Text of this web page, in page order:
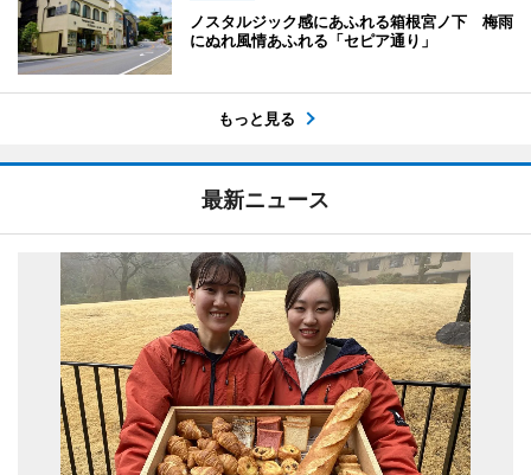
ノスタルジック感にあふれる箱根宮ノ下 梅雨
にぬれ風情あふれる「セピア通り」
もっと見る
最新ニュース